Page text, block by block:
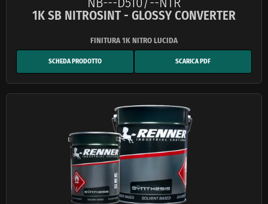
1K SB NITROSINT - GLOSSY CONVERTER
SCHEDA PRODOTTO SCARICA PDF